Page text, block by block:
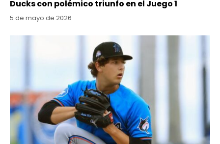
Ducks con polémico triunfo en el Juego 1
5 de mayo de 2026